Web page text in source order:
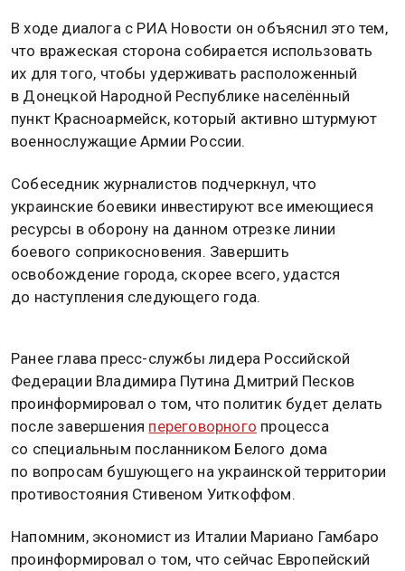
В ходе диалога с РИА Новости он объяснил это тем,
что вражеская сторона собирается использовать
их для того, чтобы удерживать расположенный
в Донецкой Народной Республике населённый
пункт Красноармейск, который активно штурмуют
военнослужащие Армии России.
Собеседник журналистов подчеркнул, что
украинские боевики инвестируют все имеющиеся
ресурсы в оборону на данном отрезке линии
боевого соприкосновения. Завершить
освобождение города, скорее всего, удастся
до наступления следующего года.
Ранее глава пресс-службы лидера Российской
Федерации Владимира Путина Дмитрий Песков
проинформировал о том, что политик будет делать
после завершения переговорного процесса
со специальным посланником Белого дома
по вопросам бушующего на украинской территории
противостояния Стивеном Уиткоффом.
Напомним, экономист из Италии Мариано Гамбаро
проинформировал о том, что сейчас Европейский